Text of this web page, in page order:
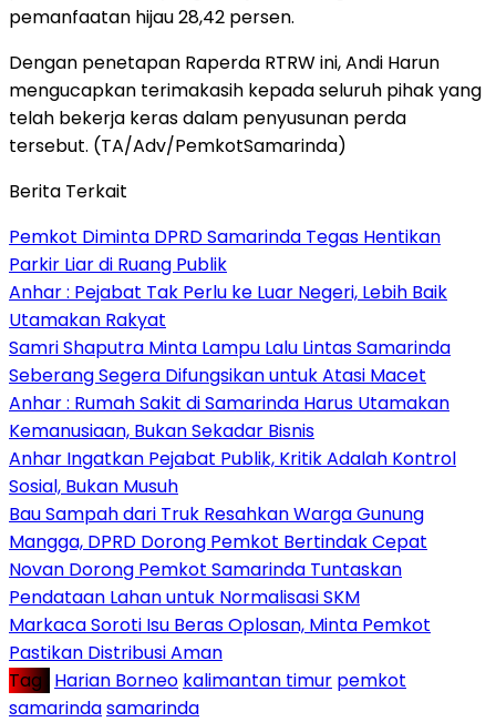
pemanfaatan hijau 28,42 persen.
Dengan penetapan Raperda RTRW ini, Andi Harun
mengucapkan terimakasih kepada seluruh pihak yang
telah bekerja keras dalam penyusunan perda
tersebut. (TA/Adv/PemkotSamarinda)
Berita Terkait
Pemkot Diminta DPRD Samarinda Tegas Hentikan
Parkir Liar di Ruang Publik
Anhar : Pejabat Tak Perlu ke Luar Negeri, Lebih Baik
Utamakan Rakyat
Samri Shaputra Minta Lampu Lalu Lintas Samarinda
Seberang Segera Difungsikan untuk Atasi Macet
Anhar : Rumah Sakit di Samarinda Harus Utamakan
Kemanusiaan, Bukan Sekadar Bisnis
Anhar Ingatkan Pejabat Publik, Kritik Adalah Kontrol
Sosial, Bukan Musuh
Bau Sampah dari Truk Resahkan Warga Gunung
Mangga, DPRD Dorong Pemkot Bertindak Cepat
Novan Dorong Pemkot Samarinda Tuntaskan
Pendataan Lahan untuk Normalisasi SKM
Markaca Soroti Isu Beras Oplosan, Minta Pemkot
Pastikan Distribusi Aman
Tag : Harian Borneo kalimantan timur pemkot
samarindasamarinda